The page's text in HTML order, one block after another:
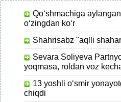
Qo‘shmachiga
o‘zingdan ko‘r
Shahrisabz "aqlli
Sevara Soliyeva
yoqmasa, roldan voz
13 yoshli o‘smir​
chiqdi